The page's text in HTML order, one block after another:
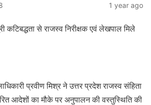
1 year ago
कटिबद्धता से राजस्व निरीक्षक एवं लेखपाल मिले
प्रवीण मिश्र ने उत्तर प्रदेश राजस्व संहिता
आदेशों का मौके पर अनुपालन की वस्तुस्थिति की